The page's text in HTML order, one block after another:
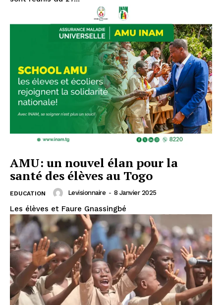
AMU: un nouvel élan pour la
santé des élèves au Togo
EDUCATION Levisionnaire - 8 Janvier 2025
Les élèves et Faure Gnassingbé